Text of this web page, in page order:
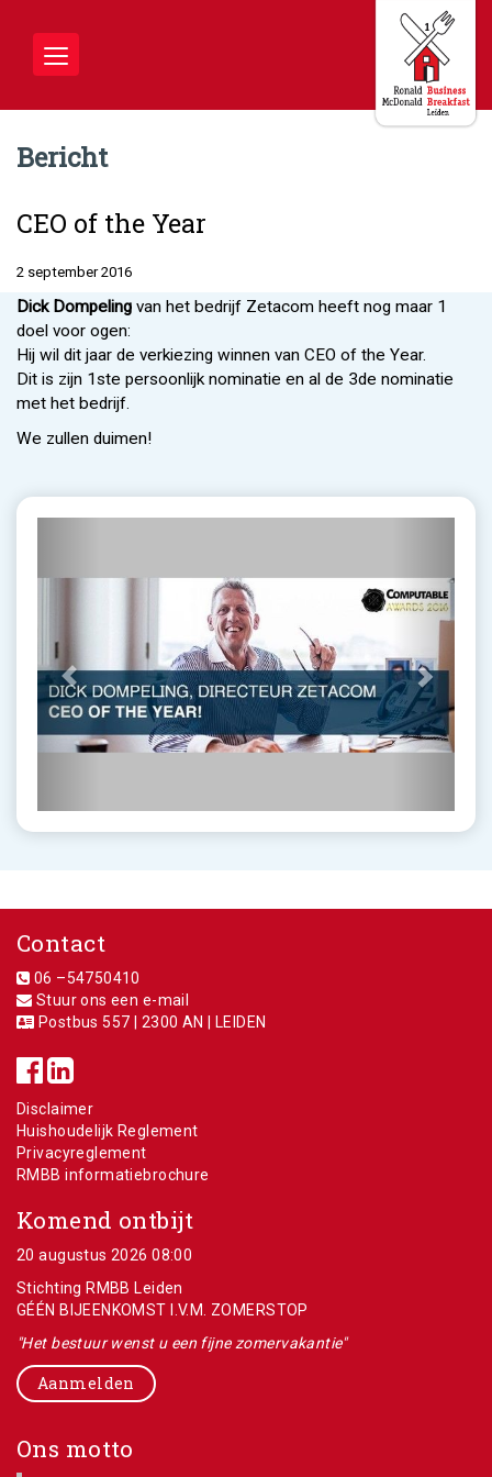
Toggle
navigation
Bericht
CEO of the Year
2 september 2016
Dick Dompeling van het bedrijf Zetacom heeft nog maar 1
doel voor ogen:
Hij wil dit jaar de verkiezing winnen van CEO of the Year.
Dit is zijn 1ste persoonlijk nominatie en al de 3de nominatie
met het bedrijf.
We zullen duimen!
Contact
06 –54750410
Stuur ons een e-mail
Postbus 557 | 2300 AN | LEIDEN
Disclaimer
Huishoudelijk Reglement
Privacyreglement
RMBB informatiebrochure
Komend ontbijt
20 augustus 2026 08:00
Stichting RMBB Leiden
GÉÉN BIJEENKOMST I.V.M. ZOMERSTOP
"Het bestuur wenst u een fijne zomervakantie"
Aanmelden
Ons motto